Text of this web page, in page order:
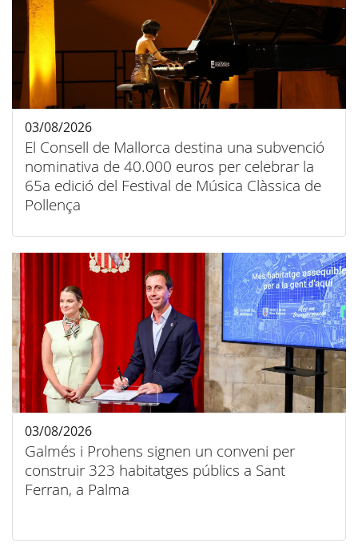
El Consell de Mallorca destina una subvenció
nominativa de 40.000 euros per celebrar la
65a edició del Festival de Música Clàssica de
Pollença
03/08/2026
Galmés i Prohens signen un conveni per
construir 323 habitatges públics a Sant
Ferran, a Palma
03/08/2026